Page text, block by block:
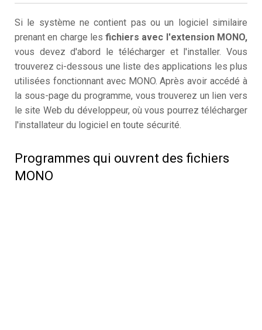
Si le système ne contient pas ou un logiciel similaire
prenant en charge lesfichiers avec l'extension MONO,
vous devez d'abord le télécharger et l'installer. Vous
trouverez ci-dessous une liste des applications les plus
utilisées fonctionnant avec MONO. Après avoir accédé à
la sous-page du programme, vous trouverez un lien vers
le site Web du développeur, où vous pourrez télécharger
l'installateur du logiciel en toute sécurité.
Programmes qui ouvrent des fichiers
MONO